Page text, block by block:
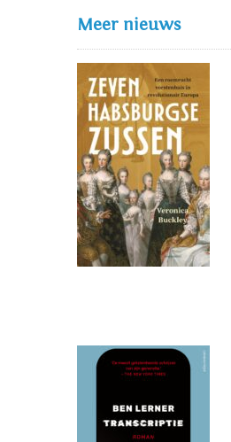
Meer nieuws